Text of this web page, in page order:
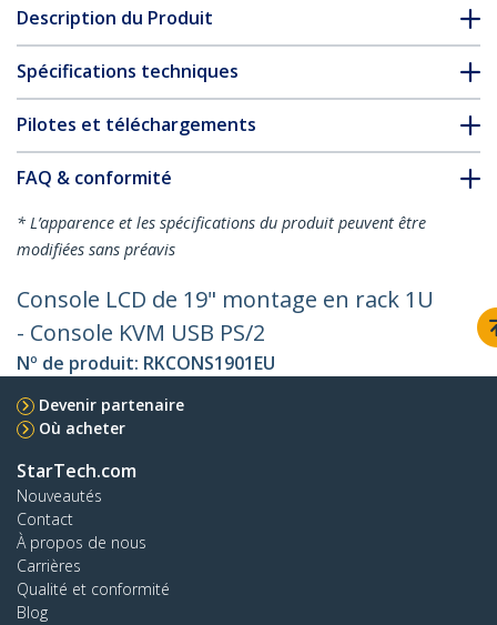
Description du Produit
Spécifications techniques
Pilotes et téléchargements
FAQ & conformité
* L’apparence et les spécifications du produit peuvent être
modifiées sans préavis
Console LCD de 19" montage en rack 1U
- Console KVM USB PS/2
Nº de produit: RKCONS1901EU
Devenir partenaire
Où acheter
StarTech.com
Nouveautés
Contact
À propos de nous
Carrières
Qualité et conformité
Blog